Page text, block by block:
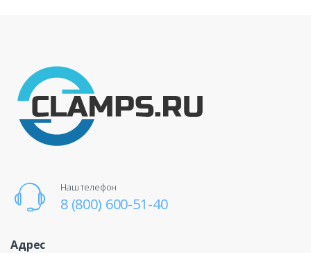
Наш телефон
8 (800) 600-51-40
Адрес